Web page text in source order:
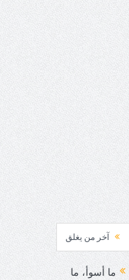
من يغلق عينيه! عباس محمود
ما أسوأ، ما